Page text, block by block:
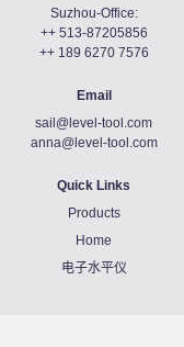
Suzhou-Office:
++ 513-87205856
++ 189 6270 7576
Email
sail@level-tool.com
anna@level-tool.com
Quick Links
Products
Home
电子水平仪